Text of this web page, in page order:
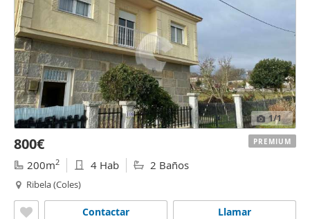
1/1
800€
200m2 4 Hab 2 Baños
Ribela (Coles)
Llamar
Contactar
PREMIUM